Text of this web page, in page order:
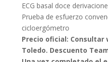
ECG basal doce
Prueba de esfuerzo
cicloergómetro
Precio oficial: Consultar
Toledo. Descuento